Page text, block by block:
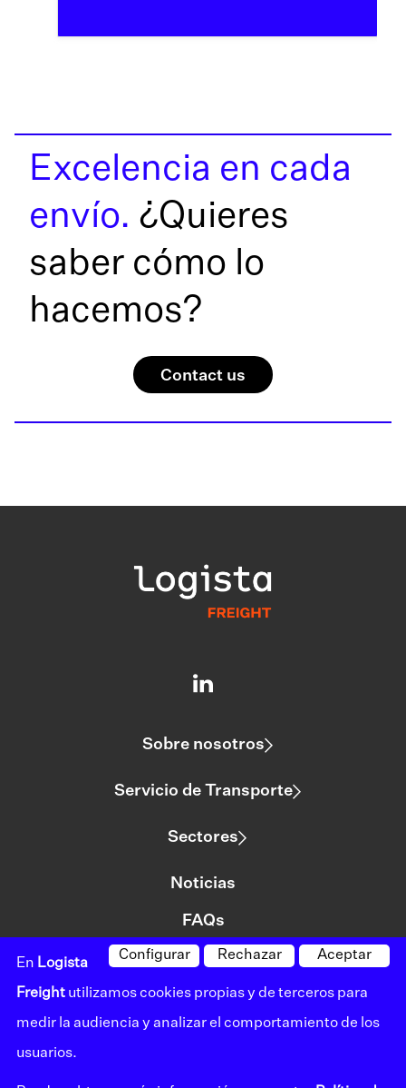
Excelencia en cada
envío. ¿Quieres
saber cómo lo
hacemos?
Contact us
Sobre nosotros
Servicio de Transporte
Sectores
Noticias
FAQs
Contacto
©logista Todos los derechos reservados
Aceptar
Rechazar
Configurar
En Logista
Freight utilizamos cookies propias y de terceros para
medir la audiencia y analizar el comportamiento de los
usuarios.